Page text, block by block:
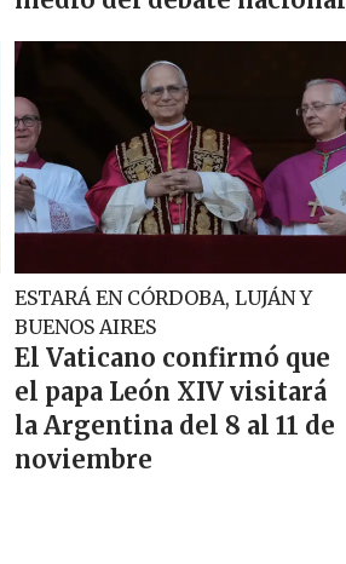
ESTARÁ EN CÓRDOBA, LUJÁN Y
BUENOS AIRES
El Vaticano confirmó que
el papa León XIV visitará
la Argentina del 8 al 11 de
noviembre